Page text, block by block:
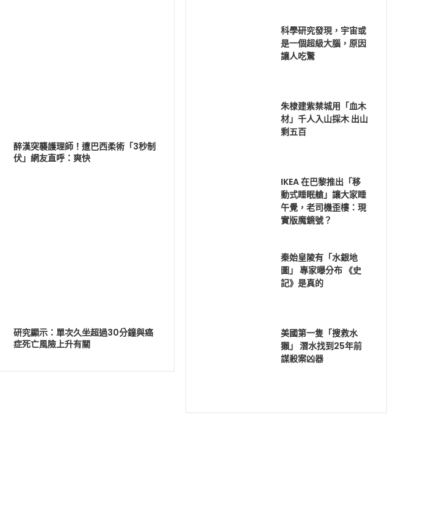
醉漢突襲護理師！遭巴西柔術「3秒制
伏」網友直呼：爽快
研究顯示：單次久坐超過30分鐘與癌
症死亡風險上升有關
科學研究發現，宇宙或
是一個超級大腦，原因
讓人吃驚
朱棣建紫禁城用「血木
材」千人入山採木 出山
剩五百
IKEA 在巴黎推出「移
動式睡眠艙」讓大家睡
午覺，老司機歪樓：現
實版魔鏡號？
秦始皇陵有「水銀地
圖」 專家曝分布 《史
記》是真的
美國第一隻「搜救水
獺」 潛水找到25年前
謀殺案凶器